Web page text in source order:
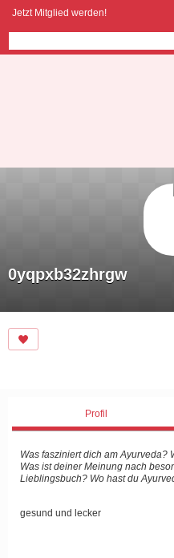
Jetzt Mitglied werden!
0yqpxb32zhrgw
Profil
Was fasziniert dich am Ayurveda?
Was ist deiner Meinung nach
Lieblingsbuch? Wo hast du
gesund und lecker